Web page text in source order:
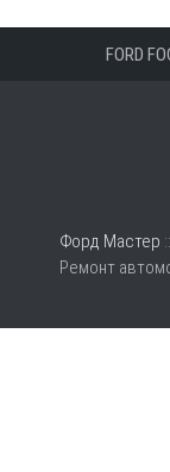
FORD
Форд Мастер
Ремонт